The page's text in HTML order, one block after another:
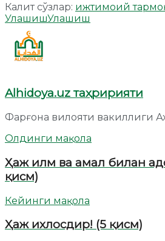
Калит сўзлар: ижтимоий
УлашишУлашиш
Alhidoya.uz таҳририяти
Фарғона вилояти вакиллиги
Олдинги мақола
Ҳаж илм ва амал билан
қисм)
Кейинги мақола
Ҳаж ихлосдир! (5 қисм)